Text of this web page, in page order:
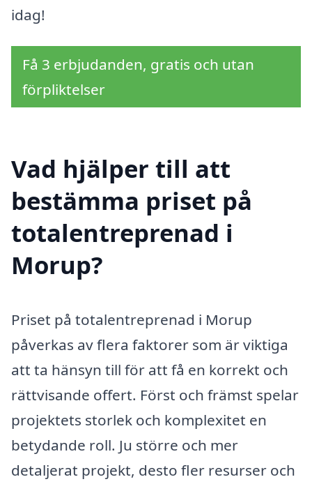
idag!
Få 3 erbjudanden, gratis och utan
förpliktelser
Vad hjälper till att
bestämma priset på
totalentreprenad i
Morup?
Priset på totalentreprenad i Morup
påverkas av flera faktorer som är viktiga
att ta hänsyn till för att få en korrekt och
rättvisande offert. Först och främst spelar
projektets storlek och komplexitet en
betydande roll. Ju större och mer
detaljerat projekt, desto fler resurser och